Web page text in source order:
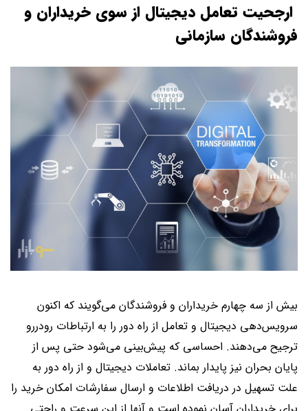
ارجحیت تعامل دیجیتال از سوی خریداران و
فروشندگان سازمانی
بیش از سه چهارم خریداران و فروشندگان می‌گویند که اکنون
سرویس‌دهی دیجیتال و تعامل از راه دور را به ارتباطات رودررو
ترجیح می‌دهند. احساسی که پیش‌بینی می‌شود حتی پس از
پایان بحران نیز پایدار بماند. تعاملات دیجیتال و از راه دور به‌
علت تسهیل در دریافت اطلاعات و ارسال سفارشات امکان خرید را